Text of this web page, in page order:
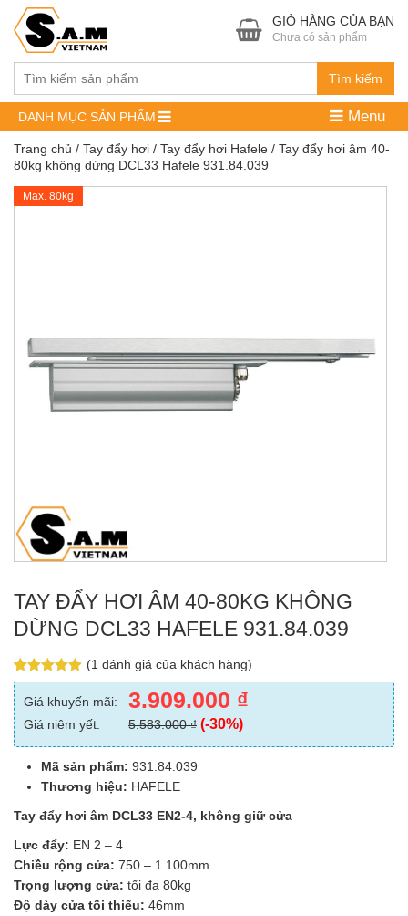
Tìm kiếm
GIỎ HÀNG CỦA BẠN
Chưa có sản phẩm
DANH MỤC SẢN PHẨM Menu
Trang chủ / Tay đẩy hơi / Tay đẩy hơi Hafele / Tay đẩy hơi âm 40-
80kg không dừng DCL33 Hafele 931.84.039
Max. 80kg
TAY ĐẨY HƠI ÂM 40-80KG KHÔNG
DỪNG DCL33 HAFELE 931.84.039
5.00trên 5
dựa trên
1
đánh giá
(1 đánh giá của khách hàng)
Giá khuyến mãi: 3.909.000 ₫
Giá niêm yết: 5.583.000₫ (-30%)
Mã sản phẩm: 931.84.039
Thương hiệu: HAFELE
Tay đẩy hơi âm DCL33 EN2-4, không giữ cửa
Lực đẩy: EN 2 – 4
Chiều rộng cửa: 750 – 1.100mm
Trọng lượng cửa: tối đa 80kg
Độ dày cửa tối thiểu: 46mm